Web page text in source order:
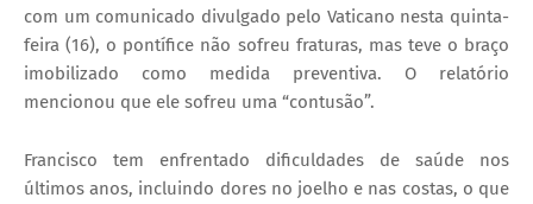
com um comunicado divulgado pelo Vaticano nesta quinta-
feira (16), o pontífice não sofreu fraturas, mas teve o braço
imobilizado como medida preventiva. O relatório
mencionou que ele sofreu uma “contusão”.
Francisco tem enfrentado dificuldades de saúde nos
últimos anos, incluindo dores no joelho e nas costas, o que